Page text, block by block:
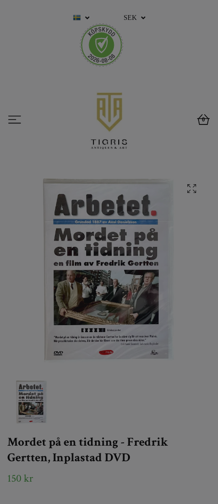
SEK
0
Mordet på en tidning - Fredrik
Gertten, Inplastad DVD
150 kr